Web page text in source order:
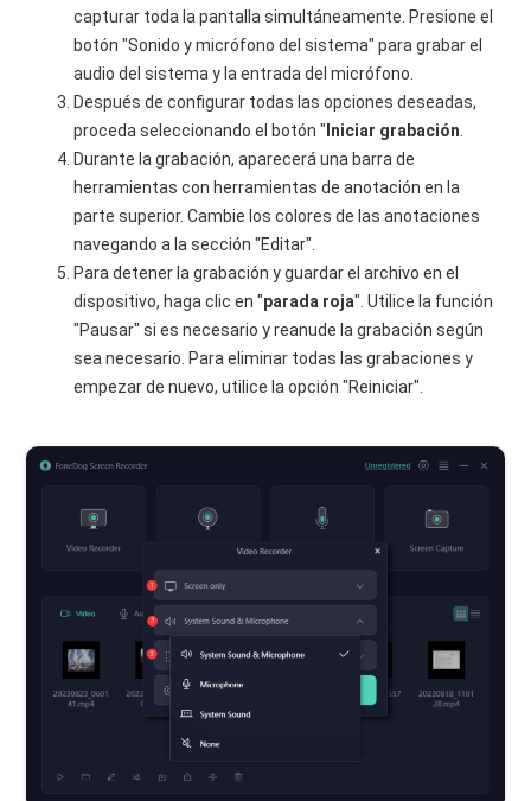
capturar toda la pantalla simultáneamente. Presione el
botón "Sonido y micrófono del sistema" para grabar el
audio del sistema y la entrada del micrófono.
Después de configurar todas las opciones deseadas,
proceda seleccionando el botón " Iniciar grabación.
Durante la grabación, aparecerá una barra de
herramientas con herramientas de anotación en la
parte superior. Cambie los colores de las anotaciones
navegando a la sección "Editar".
Para detener la grabación y guardar el archivo en el
dispositivo, haga clic en "parada roja". Utilice la función
"Pausar" si es necesario y reanude la grabación según
sea necesario. Para eliminar todas las grabaciones y
empezar de nuevo, utilice la opción "Reiniciar".